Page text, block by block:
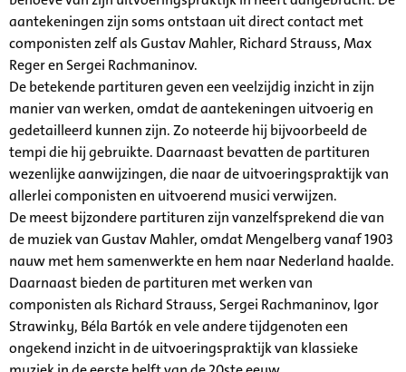
aantekeningen zijn soms ontstaan uit direct contact met
componisten zelf als Gustav Mahler, Richard Strauss, Max
Reger en Sergei Rachmaninov.
De betekende partituren geven een veelzijdig inzicht in zijn
manier van werken, omdat de aantekeningen uitvoerig en
gedetailleerd kunnen zijn. Zo noteerde hij bijvoorbeeld de
tempi die hij gebruikte. Daarnaast bevatten de partituren
wezenlijke aanwijzingen, die naar de uitvoeringspraktijk van
allerlei componisten en uitvoerend musici verwijzen.
De meest bijzondere partituren zijn vanzelfsprekend die van
de muziek van Gustav Mahler, omdat Mengelberg vanaf 1903
nauw met hem samenwerkte en hem naar Nederland haalde.
Daarnaast bieden de partituren met werken van
componisten als Richard Strauss, Sergei Rachmaninov, Igor
Strawinky, Béla Bartók en vele andere tijdgenoten een
ongekend inzicht in de uitvoeringspraktijk van klassieke